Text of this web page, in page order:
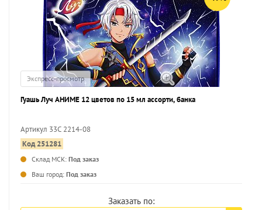
Экспресс-просмотр
Гуашь Луч АНИМЕ 12 цветов по 15 мл ассорти, банка
Артикул 33С 2214-08
Код 251281
Склад МСК: Под заказ
Ваш город: Под заказ
Заказать по: